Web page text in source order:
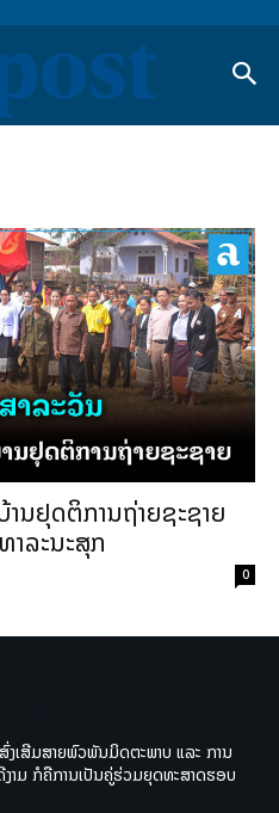
ານຢຸດຕິການຖ່າຍຊະຊາຍ
າລະນະສຸກ
0
ງເສີມສາຍພົວພັນມິດຕະພາບ ແລະ ການ
າມ ກໍຄືການເປັນຄູ່ຮ່ວມຍຸດທະສາດຮອບ